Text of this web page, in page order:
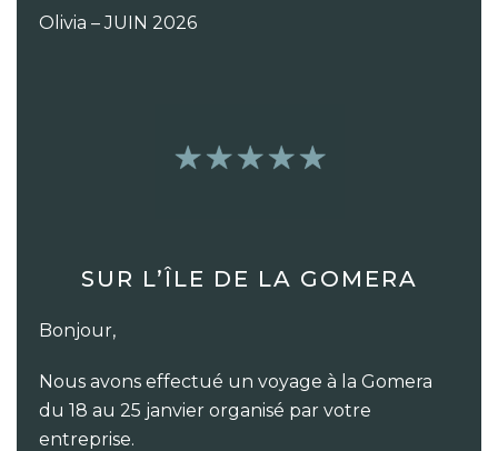
Olivia – JUIN 2026
SUR L’ÎLE DE LA GOMERA
‌Bonjour,
Nous avons effectué un voyage à la Gomera
du 18 au 25 janvier organisé par votre
entreprise.